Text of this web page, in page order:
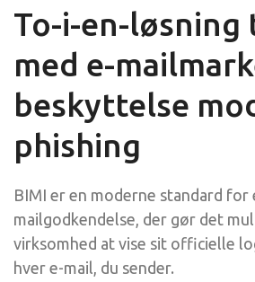
To-i-en-løsning
med e-
beskyttelse
phishing
BIMI er en moderne standard for
mailgodkendelse, der gør det
virksomhed at vise sit officielle
hver e-mail, du sender.